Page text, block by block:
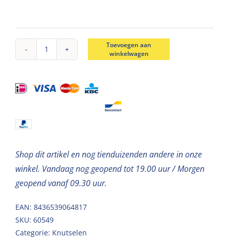
Piepschuim
5
Toevoegen aan
winkelwagen
Shop dit artikel en nog tienduizenden andere in onze
winkel. Vandaag nog geopend tot 19.00 uur / Morgen
geopend vanaf 09.30 uur.
EAN: 8436539064817
SKU: 60549
Categorie: Knutselen